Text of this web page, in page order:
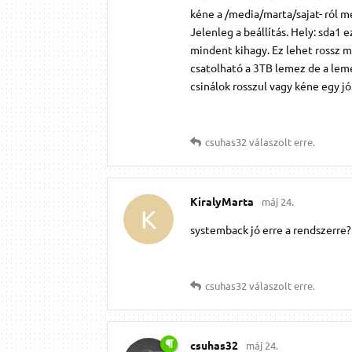
kéne a /media/marta/sajat- ról
Jelenleg a beállítás. Hely: sda1
mindent kihagy. Ez lehet rossz
csatolható a 3TB lemez de a
csinálok rosszul vagy kéne egy
csuhas32 válaszolt erre.
K
KiralyMarta máj 24.
systemback jó erre a rendszerre?
csuhas32 válaszolt erre.
csuhas32 máj 24.